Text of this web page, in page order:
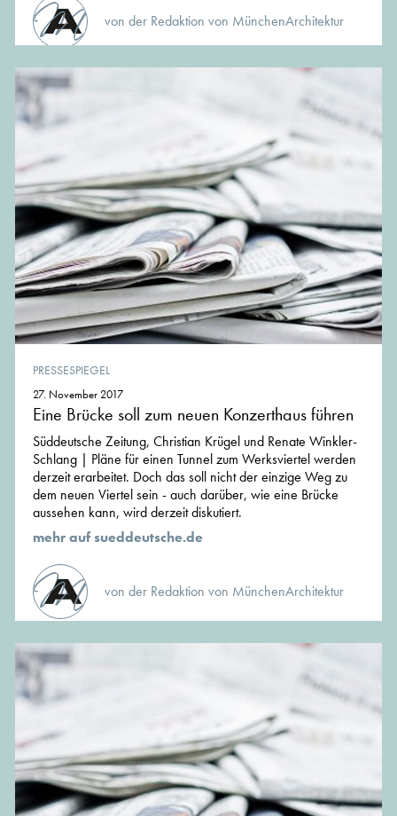
von der Redaktion von MünchenArchitektur
PRESSESPIEGEL
27. November 2017
Eine Brücke soll zum neuen Konzerthaus führen
Süddeutsche Zeitung, Christian Krügel und Renate Winkler-
Schlang | Pläne für einen Tunnel zum Werksviertel werden
derzeit erarbeitet. Doch das soll nicht der einzige Weg zu
dem neuen Viertel sein - auch darüber, wie eine Brücke
aussehen kann, wird derzeit diskutiert.
mehr auf sueddeutsche.de
von der Redaktion von MünchenArchitektur